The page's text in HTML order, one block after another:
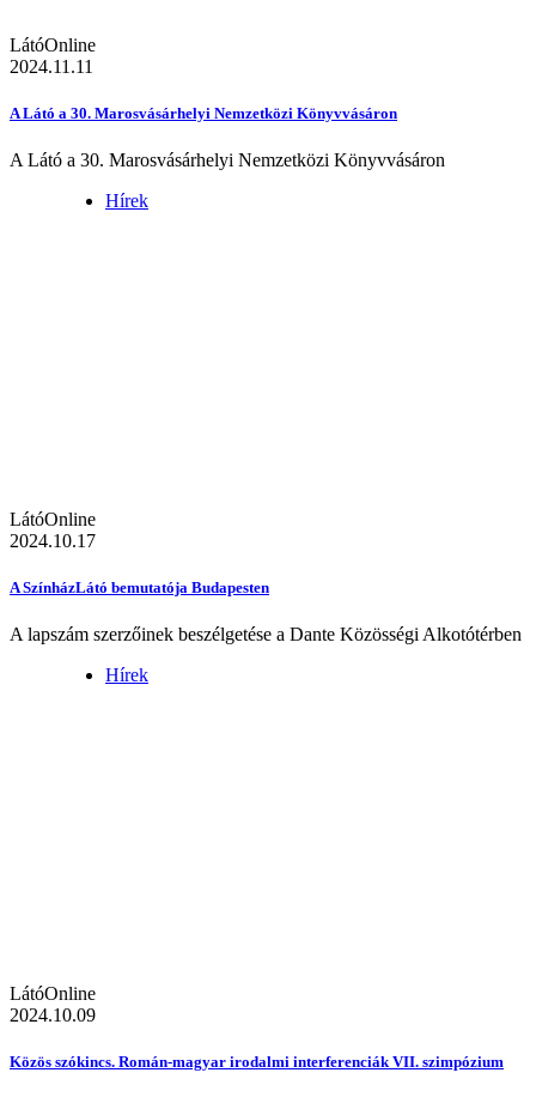
LátóOnline
2024.11.11
A Látó a 30. Marosvásárhelyi Nemzetközi Könyvvásáron
A Látó a 30. Marosvásárhelyi Nemzetközi Könyvvásáron
Hírek
LátóOnline
2024.10.17
A SzínházLátó bemutatója Budapesten
A lapszám szerzőinek beszélgetése a Dante Közösségi Alkotótérben
Hírek
LátóOnline
2024.10.09
Közös szókincs. Román-magyar irodalmi interferenciák VII. szimpózium